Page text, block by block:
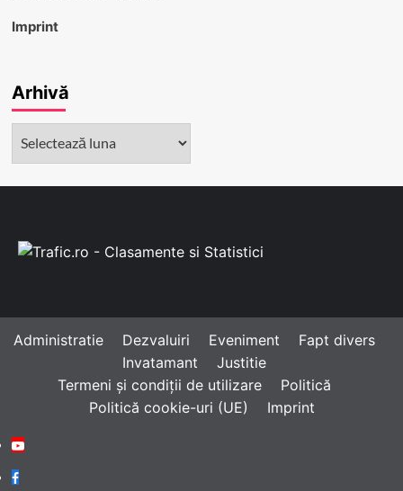
Imprint
Arhivă
Administratie Dezvaluiri Eveniment
Fapt divers
Invatamant
Justitie
Termeni și condiții de utilizare
Politică
Politică cookie-uri (UE)
Imprint
Youtube
Facebook